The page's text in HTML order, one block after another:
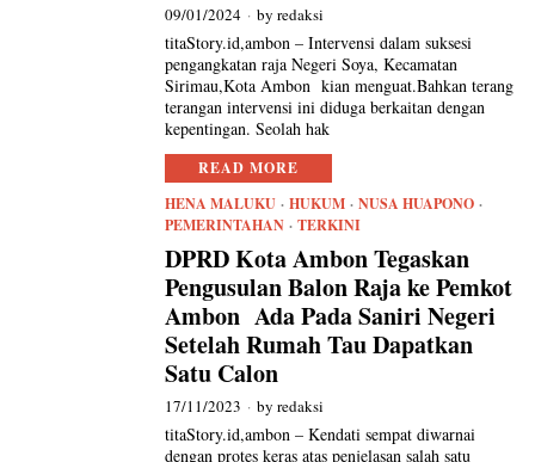
09/01/2024 byredaksi
titaStory.id,ambon – Intervensi dalam suksesi
pengangkatan raja Negeri Soya, Kecamatan
Sirimau,Kota Ambon kian menguat.Bahkan terang
terangan intervensi ini diduga berkaitan dengan
kepentingan. Seolah hak
READ MORE
HENA MALUKU · HUKUM · NUSA HUAPONO ·
PEMERINTAHAN · TERKINI
DPRD Kota Ambon Tegaskan
Pengusulan Balon Raja ke Pemkot
Ambon Ada Pada Saniri Negeri
Setelah Rumah Tau Dapatkan
Satu Calon
17/11/2023 byredaksi
titaStory.id,ambon – Kendati sempat diwarnai
dengan protes keras atas penjelasan salah satu